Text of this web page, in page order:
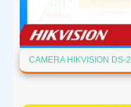
CAMERA HIKVISION DS-